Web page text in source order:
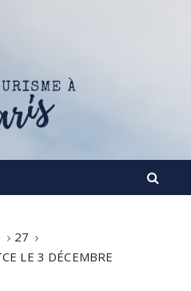
Paris
visites, excursions.
27
LE 3 DÉCEMBRE